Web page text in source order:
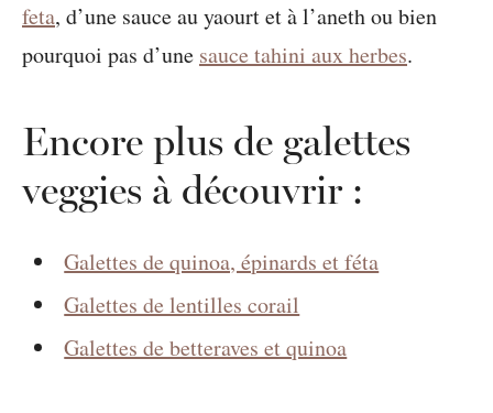
feta, d’une sauce au yaourt et à l’aneth ou bien
pourquoi pas d’une sauce tahini aux herbes.
Encore plus de galettes
veggies à découvrir :
Galettes de quinoa, épinards et féta
Galettes de lentilles corail
Galettes de betteraves et quinoa